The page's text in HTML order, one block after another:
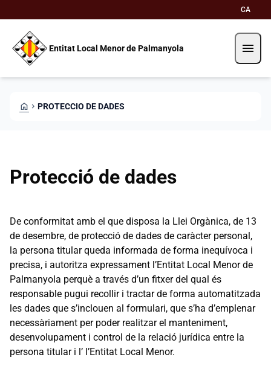
CA
Entitat Local Menor de Palmanyola menu
HOME CHEVRON_RIGHT PROTECCIO DE DADES
Protecció de dades
De conformitat amb el que disposa la Llei Orgànica, de 13
de desembre, de protecció de dades de caràcter personal,
la persona titular queda informada de forma inequívoca i
precisa, i autoritza expressament l’Entitat Local Menor de
Palmanyola perquè a través d’un fitxer del qual és
responsable pugui recollir i tractar de forma automatitzada
les dades que s’inclouen al formulari, que s’ha d’emplenar
necessàriament per poder realitzar el manteniment,
desenvolupament i control de la relació jurídica entre la
persona titular i l’ l’Entitat Local Menor.